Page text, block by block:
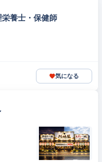
栄養士・保健師
気になる